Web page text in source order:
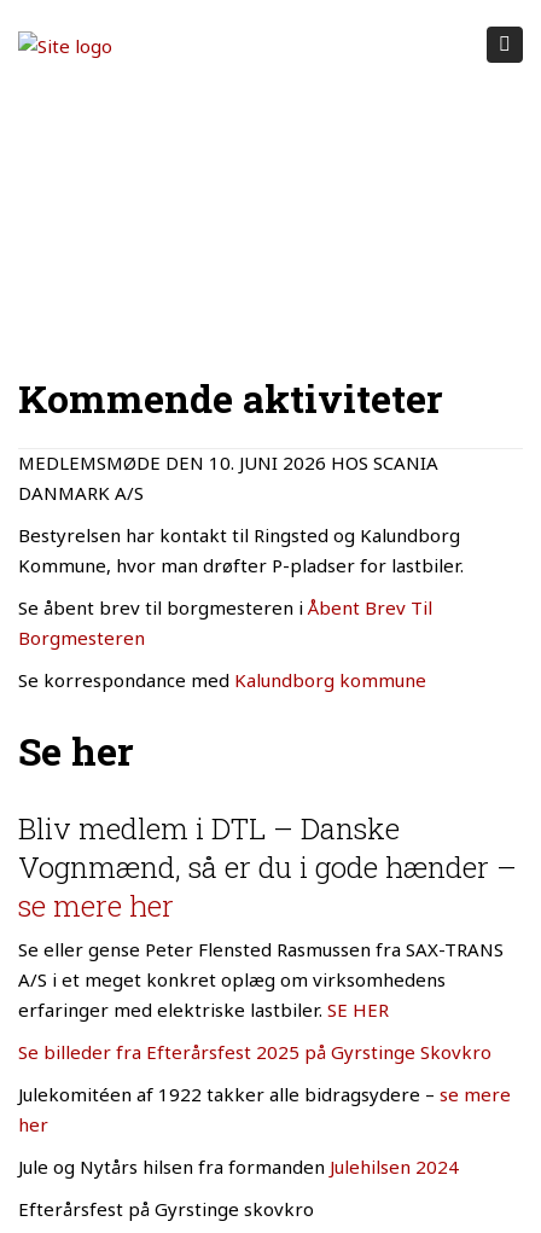
Kommende aktiviteter
MEDLEMSMØDE DEN 10. JUNI 2026 HOS SCANIA
DANMARK A/S
Bestyrelsen har kontakt til Ringsted og Kalundborg
Kommune, hvor man drøfter P-pladser for lastbiler.
Se åbent brev til borgmesteren i Åbent Brev Til
Borgmesteren
Se korrespondance med Kalundborg kommune
Se her
Bliv medlem i DTL – Danske
Vognmænd, så er du i gode hænder –
se mere her
Se eller gense Peter Flensted Rasmussen fra SAX-TRANS
A/S i et meget konkret oplæg om virksomhedens
erfaringer med elektriske lastbiler. SE HER
Se billeder fra Efterårsfest 2025 på Gyrstinge Skovkro
Julekomitéen af 1922 takker alle bidragsydere – se mere
her
Jule og Nytårs hilsen fra formanden Julehilsen 2024
Efterårsfest på Gyrstinge skovkro